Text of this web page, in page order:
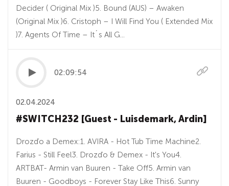
Decider ( Original Mix )5. Bound (AUS) – Awaken
(Original Mix )6. Cristoph – I Will Find You ( Extended Mix
)7. Agents Of Time – It´s All G...
02:09:54
02.04.2024
#SWITCH232 [Guest - Luisdemark, Ardin]
Drozďo a Demex:1. AVIRA - Hot Tub Time Machine2.
Farius - Still Feel3. Drozďo & Demex - It's You4.
ARTBAT- Armin van Buuren - Take Off5. Armin van
Buuren - Goodboys - Forever Stay Like This6. Sunny